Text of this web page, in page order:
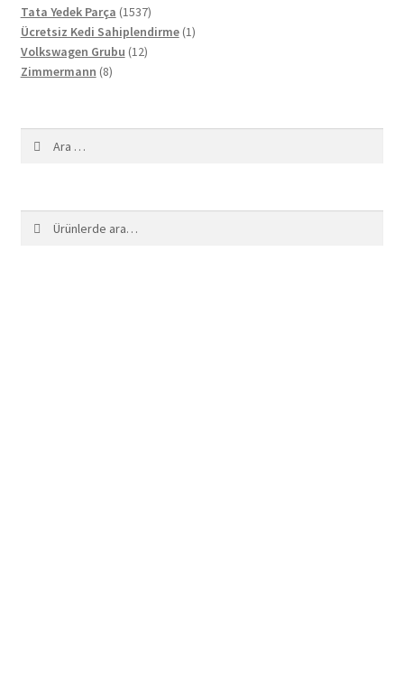
Tata Yedek Parça 15371537
ürün
Ücretsiz Kedi Sahiplendirme 11
Volkswagen Grubu 1212
Zimmermann 88